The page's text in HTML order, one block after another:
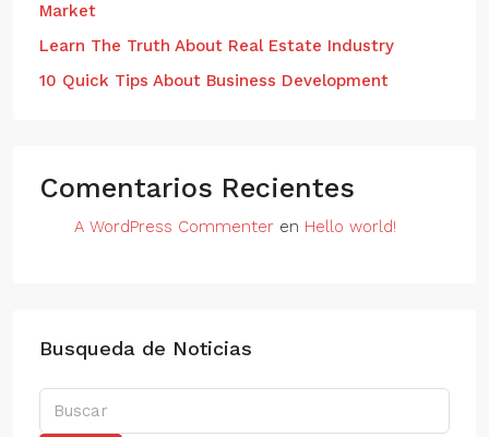
Market
Learn The Truth About Real Estate Industry
10 Quick Tips About Business Development
Comentarios Recientes
A WordPress Commenter en Hello world!
Busqueda de Noticias